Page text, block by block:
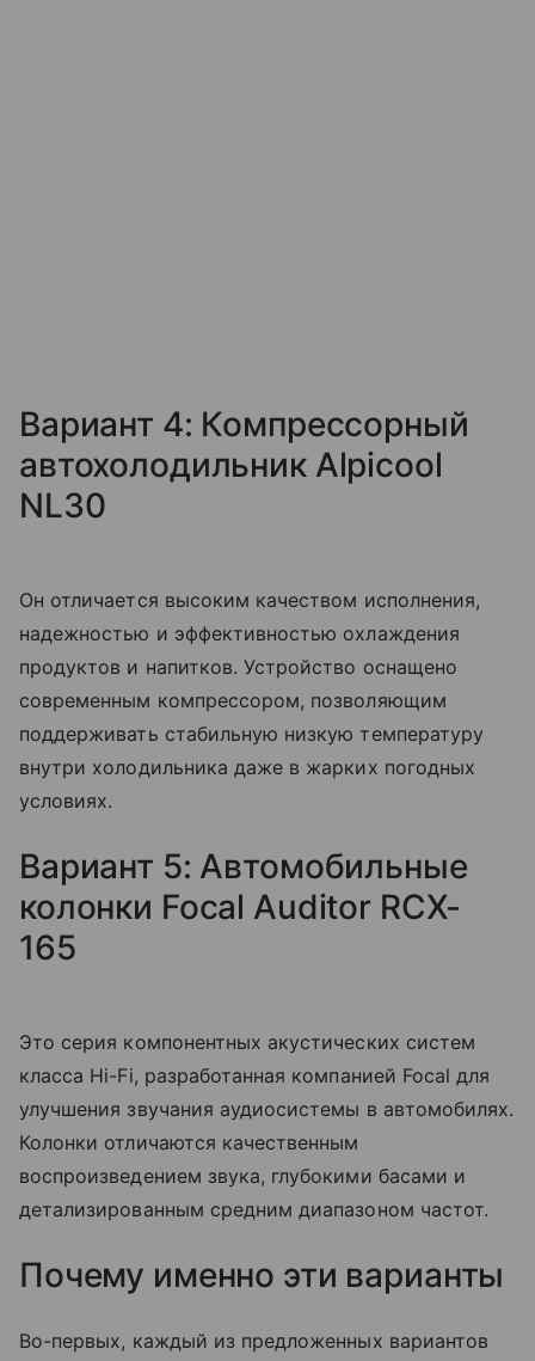
Вариант 4: Компрессорный
автохолодильник Alpicool
NL30
Он отличается высоким качеством исполнения,
надежностью и эффективностью охлаждения
продуктов и напитков. Устройство оснащено
современным компрессором, позволяющим
поддерживать стабильную низкую температуру
внутри холодильника даже в жарких погодных
условиях.
Вариант 5: Автомобильные
колонки Focal Auditor RCX-
165
Это серия компонентных акустических систем
класса Hi-Fi, разработанная компанией Focal для
улучшения звучания аудиосистемы в автомобилях.
Колонки отличаются качественным
воспроизведением звука, глубокими басами и
детализированным средним диапазоном частот.
Почему именно эти варианты
Во-первых, каждый из предложенных вариантов